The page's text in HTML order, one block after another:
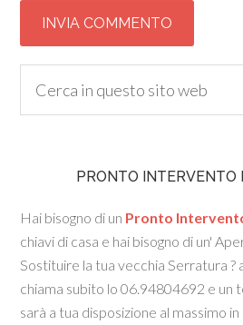
PRONTO INTERVENTO
Hai bisogno di un Pronto
chiavi di casa e hai bisogno di un'
Sostituire la tua vecchia Serratura ?
chiama subito lo 06.94804692 e un
sarà a tua disposizione al massimo in